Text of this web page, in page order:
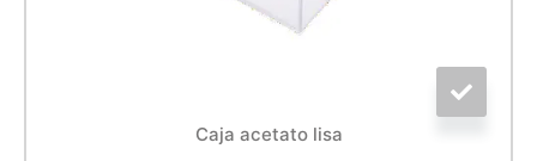
Caja acetato lisa